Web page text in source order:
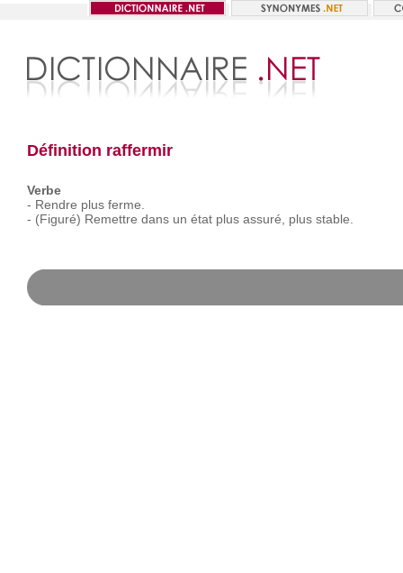
Définition raffermir
Verbe
- Rendre plus ferme.
- (Figuré) Remettre dans un état plus assuré, plus stable.